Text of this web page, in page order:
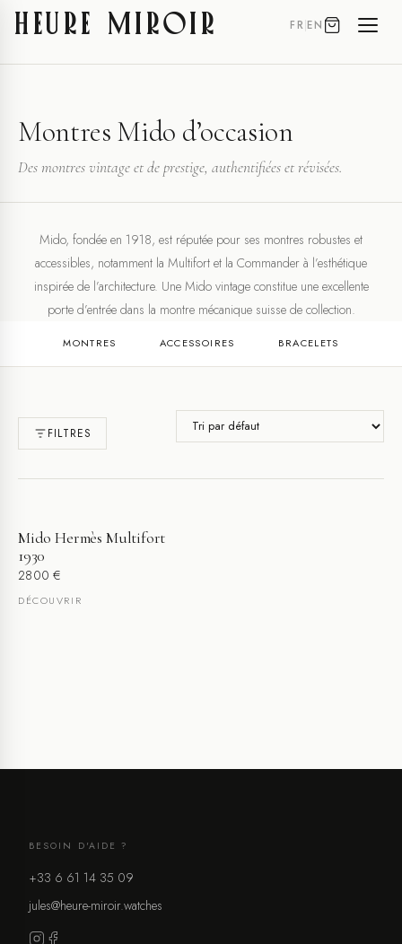
HEURE MIROIR FR EN
Montres Mido d’occasion
Des montres vintage et de prestige, authentifiées et révisées.
Mido, fondée en 1918, est réputée pour ses montres robustes et
accessibles, notamment la Multifort et la Commander à l’esthétique
inspirée de l’architecture. Une Mido vintage constitue une excellente
porte d’entrée dans la montre mécanique suisse de collection.
MONTRES ACCESSOIRES BRACELETS
FILTRES
Mido Hermès Multifort
1930
2800€
DÉCOUVRIR
BESOIN D'AIDE ?
+33 6 61 14 35 09
jules@heure-miroir.watches